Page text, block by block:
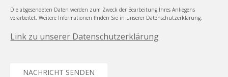
Die abgesendeten Daten werden zum Zweck der Bearbeitung Ihres Anliegens
verarbeitet. Weitere Informationen finden Sie in unserer Datenschutzerklärung.
Link zu unserer Datenschutzerklärung
NACHRICHT SENDEN